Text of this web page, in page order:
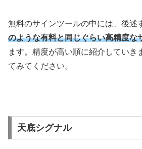
無料のサインツールの中には、後述
のような有料と同じぐらい高精度な
ます。精度が高い順に紹介していき
てみてください。
天底シグナル